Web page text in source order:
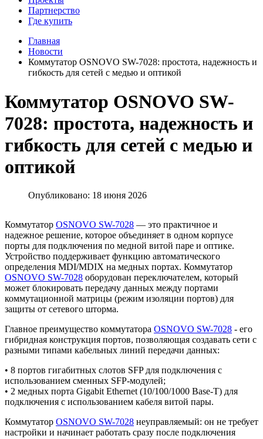
Партнерство
Где купить
Главная
Новости
Коммутатор OSNOVO SW-7028: простота, надежность и
гибкость для сетей с медью и оптикой
Коммутатор OSNOVO SW-
7028: простота, надежность и
гибкость для сетей с медью и
оптикой
Опубликовано: 18 июня 2026
Коммутатор OSNOVO SW-7028 — это практичное и
надежное решение, которое объединяет в одном корпусе
порты для подключения по медной витой паре и оптике.
Устройство поддерживает функцию автоматического
определения MDI/MDIX на медных портах. Коммутатор
OSNOVO SW-7028 оборудован переключателем, который
может блокировать передачу данных между портами
коммутационной матрицы (режим изоляции портов) для
защиты от сетевого шторма.
Главное преимущество коммутатора OSNOVO SW-7028 - его
гибридная конструкция портов, позволяющая создавать сети с
разными типами кабельных линий передачи данных:
• 8 портов гигабитных слотов SFP для подключения с
использованием сменных SFP-модулей;
• 2 медных порта Gigabit Ethernet (10/100/1000 Base-T) для
подключения с использованием кабеля витой пары.
Коммутатор OSNOVO SW-7028 неуправляемый: он не требует
настройки и начинает работать сразу после подключения